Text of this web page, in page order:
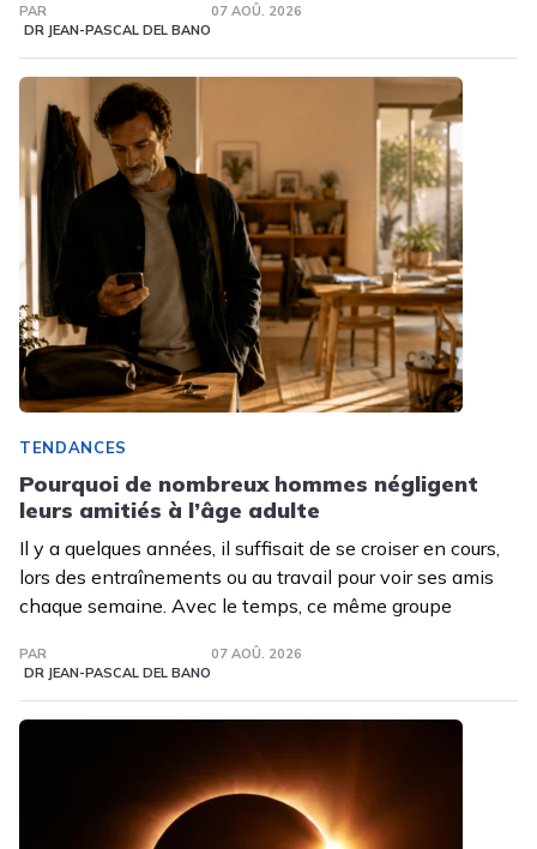
PAR
DR JEAN-PASCAL DEL BANO
07 AOÛ. 2026
TENDANCES
Pourquoi de nombreux hommes négligent
leurs amitiés à l’âge adulte
Il y a quelques années, il suffisait de se croiser en cours,
lors des entraînements ou au travail pour voir ses amis
chaque semaine. Avec le temps, ce même groupe
PAR
DR JEAN-PASCAL DEL BANO
07 AOÛ. 2026